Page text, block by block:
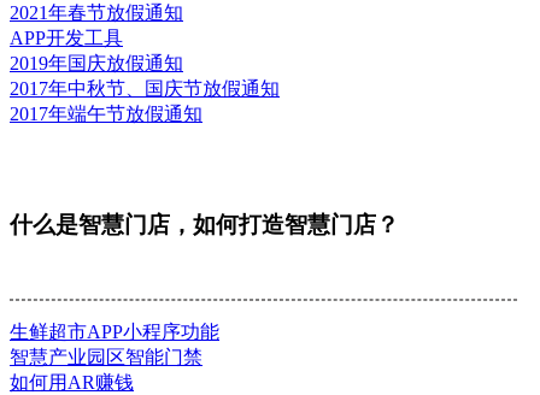
2021年春节放假通知
APP开发工具
2019年国庆放假通知
2017年中秋节、国庆节放假通知
2017年端午节放假通知
什么是智慧门店，如何打造智慧门店？
生鲜超市APP小程序功能
智慧产业园区智能门禁
如何用AR赚钱